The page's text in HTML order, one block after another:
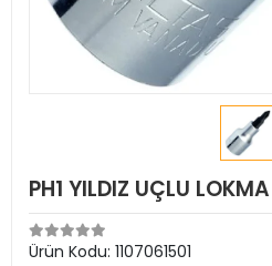
PH1 YILDIZ UÇLU
Ürün Kodu: 1107061501